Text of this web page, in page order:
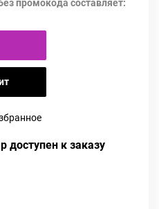
промокода составляет:
доступен к заказу